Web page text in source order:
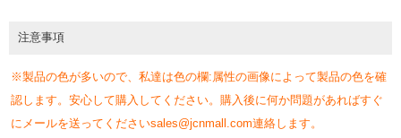
注意事項
※製品の色が多いので、私達は色の欄:属性の画像によって製品の色を確
認します。安心して購入してください。購入後に何か問題があればすぐ
にメールを送ってくださいsales@jcnmall.com連絡します。